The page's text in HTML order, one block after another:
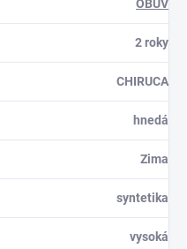
OBUV
2 roky
CHIRUCA
hnedá
Zima
syntetika
vysoká